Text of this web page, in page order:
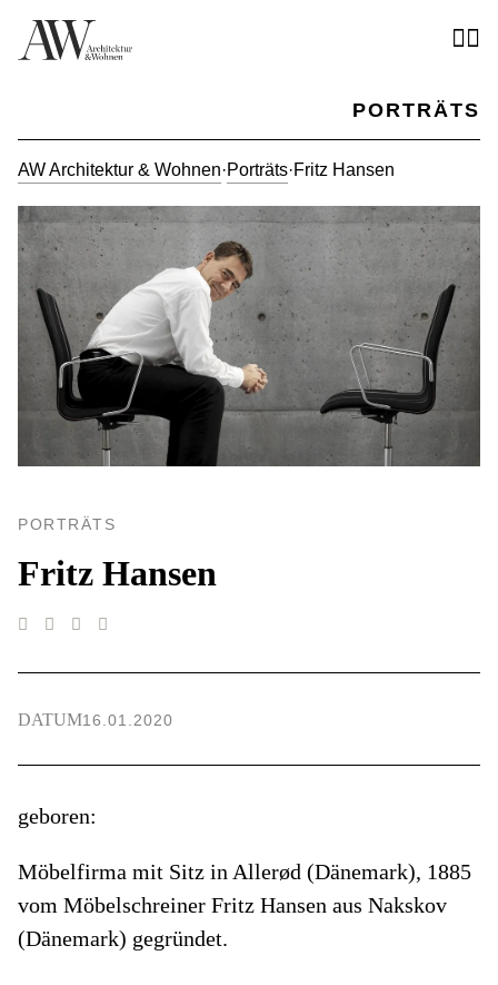
PORTRÄTS
AW Architektur & Wohnen·Porträts·Fritz Hansen
PORTRÄTS
Fritz Hansen
DATUM16.01.2020
geboren:
Möbelfirma mit Sitz in Allerød (Dänemark), 1885
vom Möbelschreiner Fritz Hansen aus Nakskov
(Dänemark) gegründet.